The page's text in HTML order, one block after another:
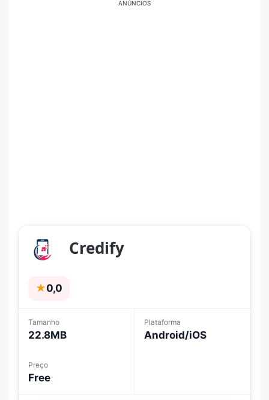
ANÚNCIOS
Credify
★0,0
Tamanho
22.8MB
Plataforma
Android/iOS
Preço
Free